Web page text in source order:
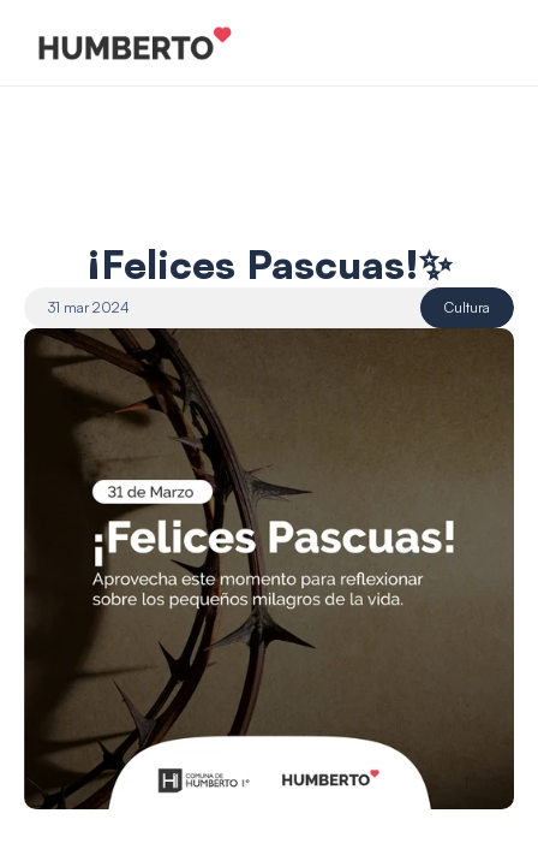
¡Felices Pascuas!✨
31 mar 2024 Cultura